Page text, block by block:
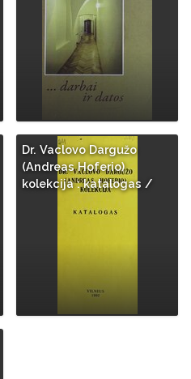
Dr. Vaclovo Dargužo
(Andreas Hoferio)
kolekcija : katalogas /